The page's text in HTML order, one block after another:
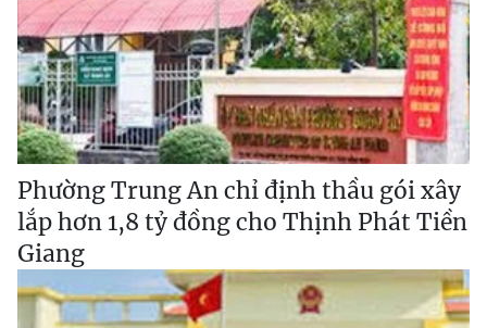
Phường Trung An chỉ định thầu gói xây
lắp hơn 1,8 tỷ đồng cho Thịnh Phát Tiền
Giang